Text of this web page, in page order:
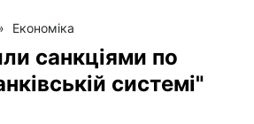
Економіка
санкціями по
системі"